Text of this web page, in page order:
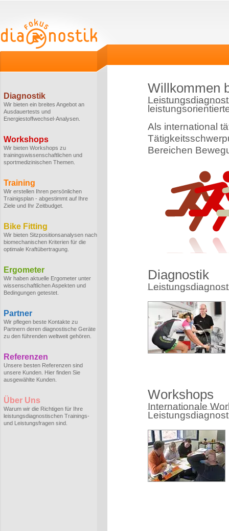
Diagnostik
Wir bieten ein breites Angebot an
Ausdauertests und
Energiestoffwechsel-Analysen.
Workshops
Wir bieten Workshops zu
trainingswissenschaftlichen und
sportmedizinischen Themen.
Training
Wir erstellen Ihren persönlichen
Trainigsplan - abgestimmt auf Ihre
Ziele und Ihr Zeitbudget.
Bike Fitting
Wir bieten Sitzpositionsanalysen nach
biomechanischen Kriterien für die
optimale Kraftübertragung.
Ergometer
Wir haben aktuelle Ergometer unter
wissenschaftlichen Aspekten und
Bedingungen getestet.
Partner
Wir pflegen beste Kontakte zu
Partnern deren diagnostische Geräte
zu den führenden weltweit gehören.
Referenzen
Unsere besten Referenzen sind
unsere Kunden. Hier finden Sie
ausgewählte Kunden.
Über Uns
Warum wir die Richtigen für Ihre
leistungsdiagnostischen Trainings-
und Leistungsfragen sind.
Willkommen
Als international
Bereichen
Diagnostik
Workshops
Internationale